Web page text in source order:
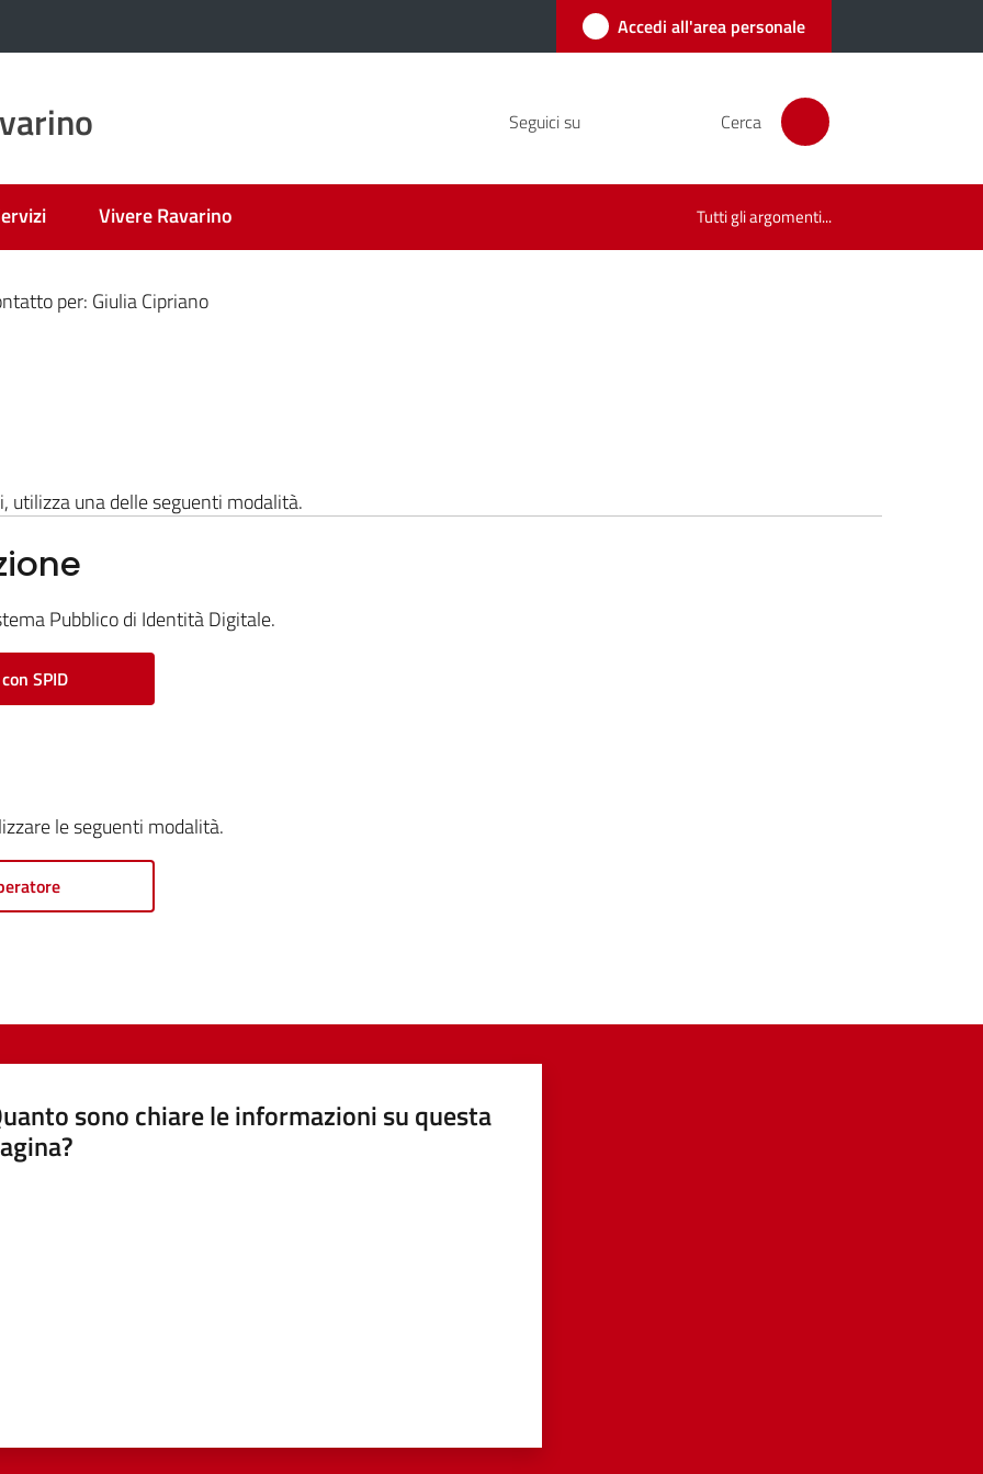
Accedi all'area personale
Seguici su Cerca
Vivere Ravarino Tutti gli argomenti...
per: Giulia Cipriano
utilizza una delle seguenti modalità.
Pubblico di Identità Digitale.
SPID
le seguenti modalità.
sono chiare le informazioni su questa